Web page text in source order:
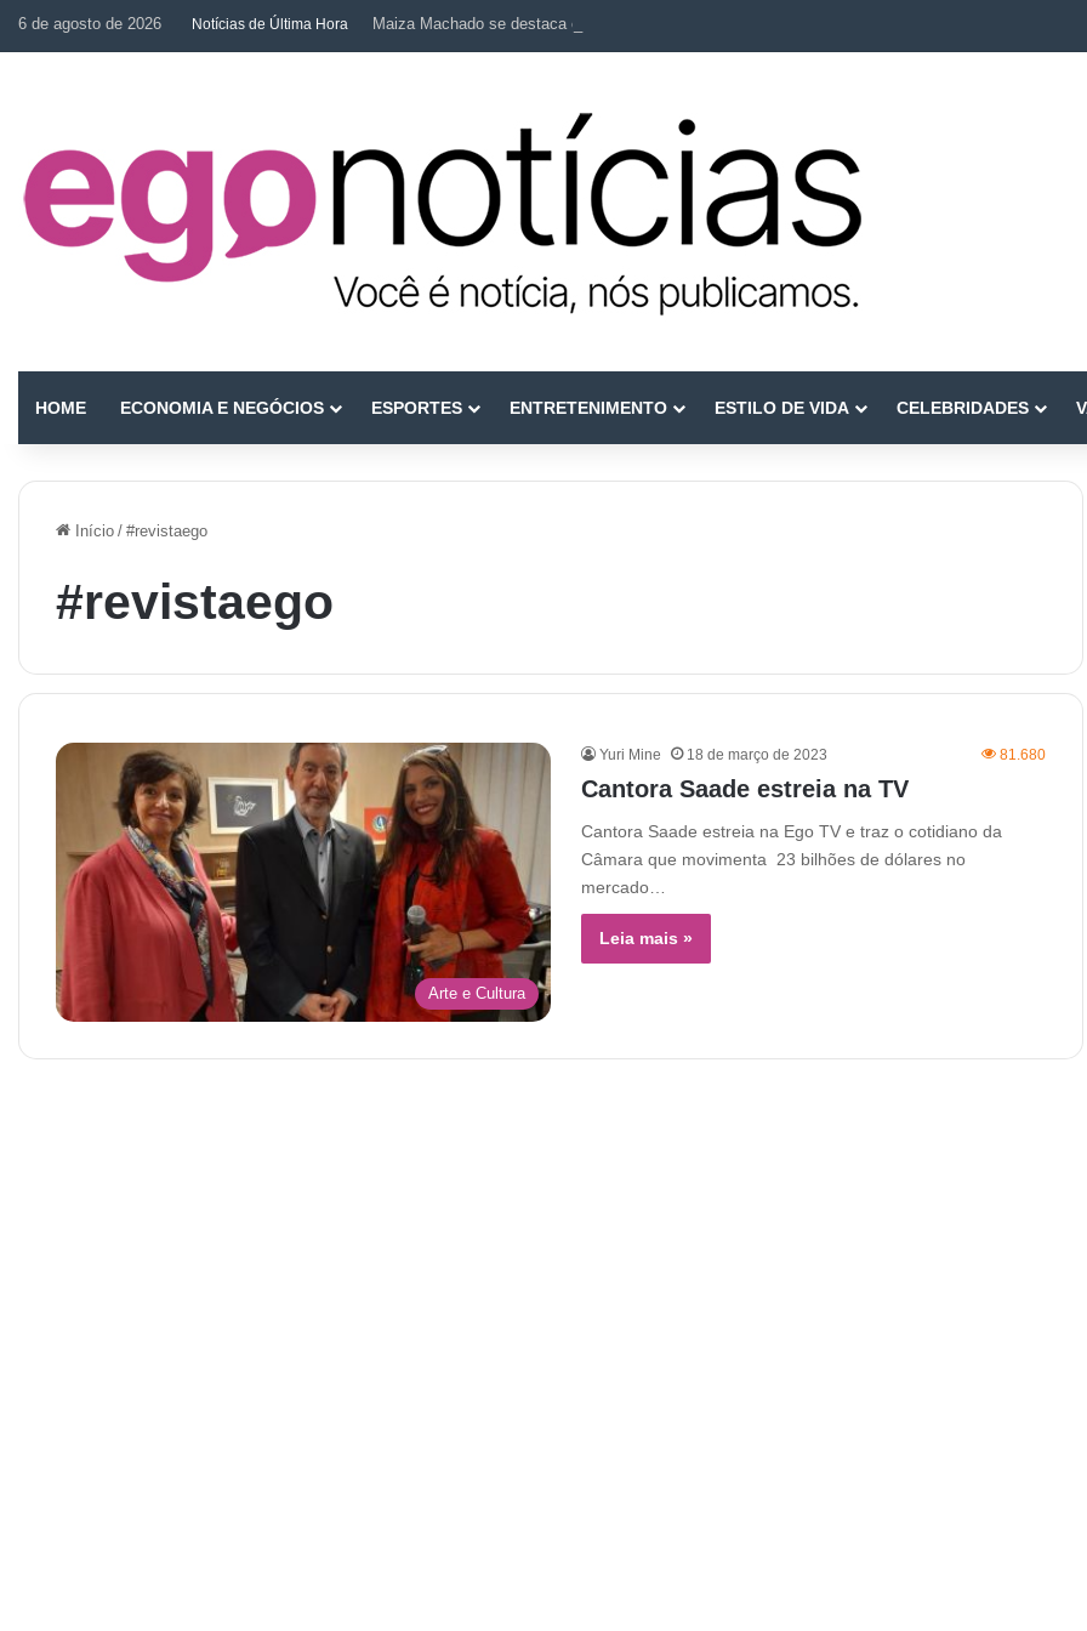
6 de agosto de 2026 Notícias de Última Hora Maiza Machado se destaca como referência em terapia capilar e saúde do couro cabeludo
HOME ECONOMIA E NEGÓCIOS ESPORTES ENTRETENIMENTO ESTILO DE VIDA CELEBRIDADES
Início / #revistaego
#revistaego
Arte e Cultura
Yuri Mine 18 de março de 2023 81.680
Cantora Saade estreia na TV
Cantora Saade estreia na Ego TV e traz o cotidiano da
Câmara que movimenta 23 bilhões de dólares no
mercado…
Leia mais »